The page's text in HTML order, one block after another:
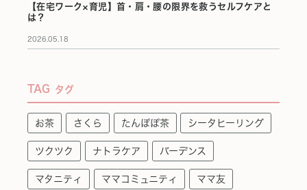
【在宅ワーク×育児】首・肩・腰の限界を救うセルフケアと
は？
2026.05.18
TAG タグ
お茶 さくら たんぽぽ茶 シータヒーリング
ツクツク ナトラケア バーデンス
マタニティ ママコミュニティ ママ友